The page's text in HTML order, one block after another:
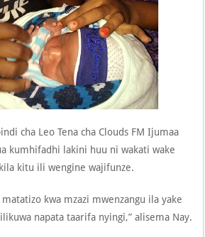
cha Leo Tena cha Clouds FM Ijumaa
kumhifadhi lakini huu ni wakati wake
kitu ili wengine wajifunze.
matatizo kwa mzazi mwenzangu ila yake
napata taarifa nyingi,” alisema Nay.